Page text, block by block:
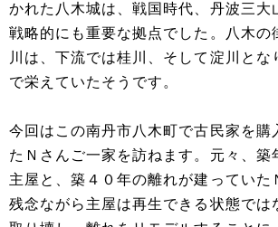
かれた八木城は、戦国時代、丹波三大
戦略的にも重要な拠点でした。八木の
川は、下流では桂川、そして淀川とな
で栄えていたそうです。
今回はこの南丹市八木町で古民家を購
たＮさんご一家を訪ねます。元々、築
主屋と、築４０年の離れが建っていた
残念ながら主屋は再生できる状態では